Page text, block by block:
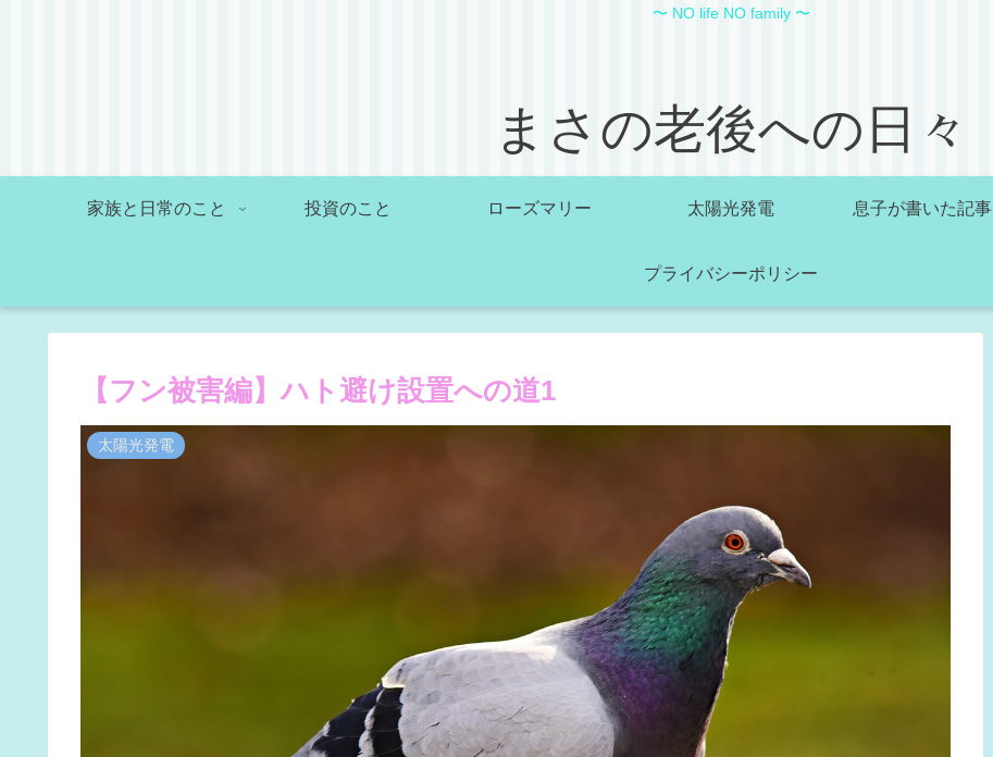
〜 NO life NO family 〜
まさの老後への日々
家族と日常のこと 投資のこと ローズマリー 太陽光発電 息子が書いた記事
プライバシーポリシー
【フン被害編】ハト避け設置への道1
太陽光発電